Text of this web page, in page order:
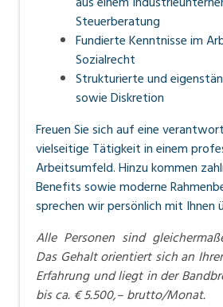
Steuerberatung
Fundierte Kenntnisse im
Sozialrecht
Strukturierte und
sowie Diskretion
Freuen Sie sich auf eine
vielseitige Tätigkeit in einem
Arbeitsumfeld. Hinzu kommen
Benefits sowie moderne
sprechen wir persönlich mit Ihnen
Alle Personen sind
Das Gehalt orientiert sich an
Erfahrung und liegt in der
bis ca. € 5.500,– brutto/Monat.